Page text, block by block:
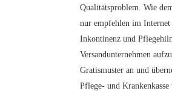
Qualitätsproblem. Wie
nur empfehlen im Internet
Inkontinenz und
Versandunternehmen
Gratismuster an und
Pflege- und Krankenkasse